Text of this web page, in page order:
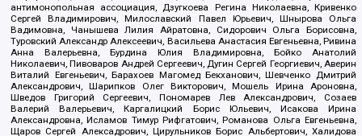
антимонопольная ассоциация, Дзугкоева Регина Николаевна, Кривенко
Сергей Владимирович, Милославский Павел Юрьевич, Шнырова Ольга
Вадимовна, Чанышева Лилия Айратовна, Сидорович Ольга Борисовна,
Туровский Александр Алексеевич, Васильева Анастасия Евгеньевна, Ривина
Анна Валерьевна, Бурдина Юлия Владимировна, Бойко Анатолий
Николаевич, Пивоваров Андрей Сергеевич, Дугин Сергей Георгиевич, Аверин
Виталий Евгеньевич, Барахоев Магомед Бекханович, Шевченко Дмитрий
Александрович, Шарипков Олег Викторович, Мошель Ирина Ароновна,
Шведов Григорий Сергеевич, Пономарев Лев Александрович, Созаев
Валерий Валерьевич, Каргалицкий Борис Юльевич, Исакова Ирина
Александровна, Исламов Тимур Рифгатович, Романова Ольга Евгеньевна,
Щаров Сергей Алексадрович, Цирульников Борис Альбертович, Халидова